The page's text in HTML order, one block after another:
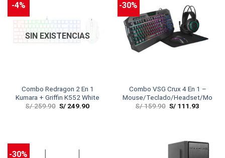
-4%
SIN EXISTENCIAS
Combo Redragon 2 En 1
Kumara + Griffin K552 White
S/259.90 S/ 249.90
-30%
Combo VSG Crux 4 En 1 –
Mouse/Teclado/Headset/
S/159.90 S/ 111.93
-30%